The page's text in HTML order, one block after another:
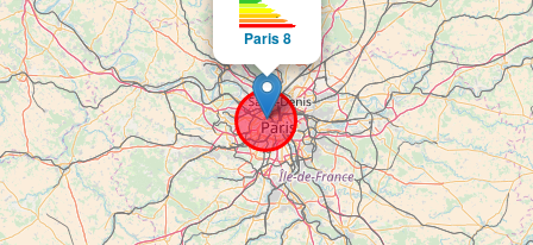
Paris 8